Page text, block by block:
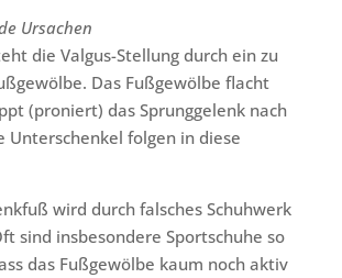
Ursachen
die Valgus-Stellung durch ein zu
Das Fußgewölbe flacht
(proniert) das Sprunggelenk nach
Unterschenkel folgen in diese
wird durch falsches Schuhwerk
sind insbesondere Sportschuhe so
das Fußgewölbe kaum noch aktiv